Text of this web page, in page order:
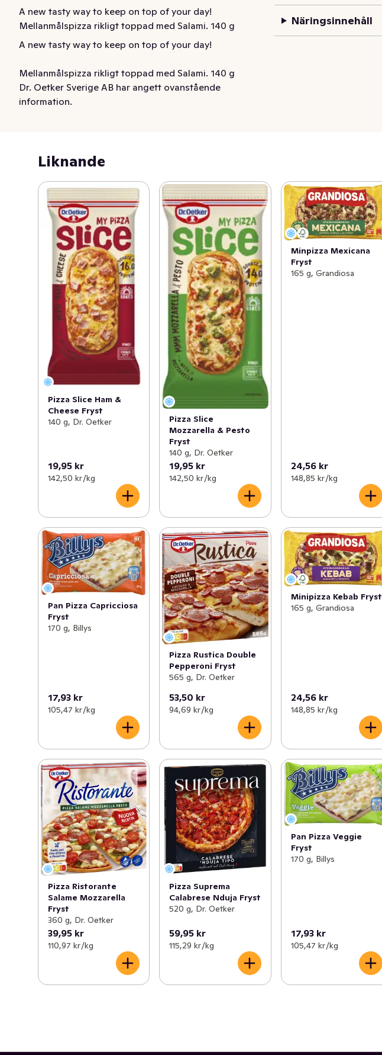
A new tasty way to keep on top of your day!
Mellanmålspizza rikligt toppad med Salami. 140 g
A new tasty way to keep on top of your day!
Mellanmålspizza rikligt toppad med Salami. 140 g
Dr. Oetker Sverige AB har angett ovanstående
information.
Näringsinnehåll
Liknande
Pizza Slice Ham &
Cheese Fryst
140 g, Dr. Oetker
19,95 kr
142,50 kr /kg
Pizza Slice
Mozzarella & Pesto
Fryst
140 g, Dr. Oetker
19,95 kr
142,50 kr /kg
Minpizza Mexicana
Fryst
165 g, Grandiosa
24,56 kr
148,85 kr /kg
Pan Pizza Capricciosa
Fryst
170 g, Billys
17,93 kr
105,47 kr /kg
Pizza Rustica Double
Pepperoni Fryst
565 g, Dr. Oetker
53,50 kr
94,69 kr /kg
Minipizza Kebab Fryst
165 g, Grandiosa
24,56 kr
148,85 kr /kg
Pizza Ristorante
Salame Mozzarella
Fryst
360 g, Dr. Oetker
39,95 kr
110,97 kr /kg
Pizza Suprema
Calabrese Nduja Fryst
520 g, Dr. Oetker
59,95 kr
115,29 kr /kg
Pan Pizza Veggie
Fryst
170 g, Billys
17,93 kr
105,47 kr /kg